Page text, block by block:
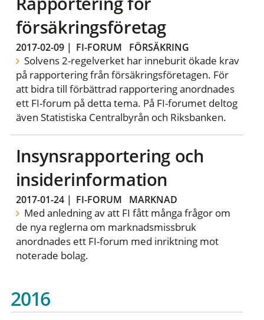
försäkringsföretag
2017-02-09| FI-FORUM FÖRSÄKRING
Solvens 2-regelverket har inneburit ökade krav
på rapportering från försäkringsföretagen. För
att bidra till förbättrad rapportering anordnades
ett FI-forum på detta tema. På FI-forumet deltog
även Statistiska Centralbyrån och Riksbanken.
Insynsrapportering och
insiderinformation
2017-01-24| FI-FORUM MARKNAD
Med anledning av att FI fått många frågor om
de nya reglerna om marknadsmissbruk
anordnades ett FI-forum med inriktning mot
noterade bolag.
2016